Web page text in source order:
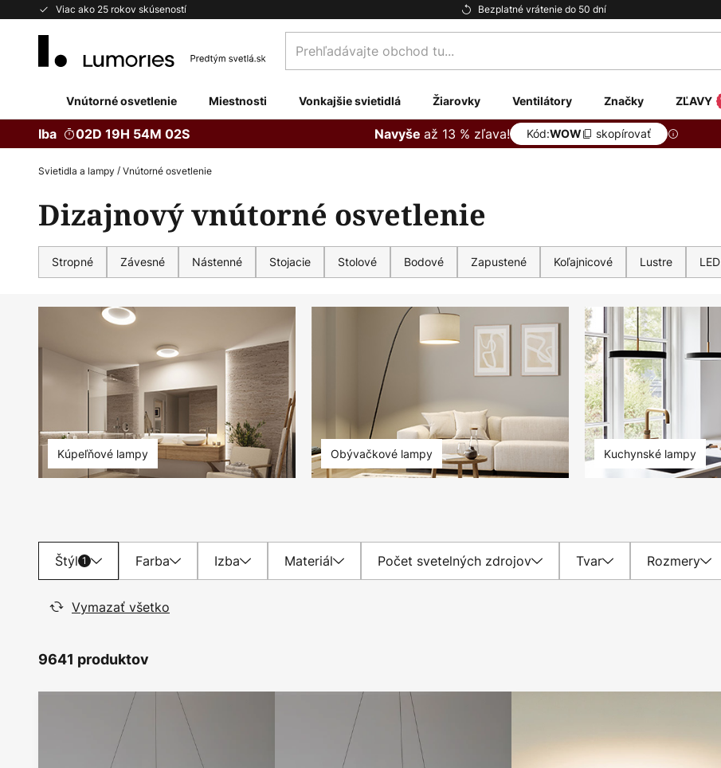
Viac ako 25 rokov skúseností Bezplatné vrátenie do 50 dní
Skip
Prehľadávajte
obchod
Vnútorné osvetlenie Miestnosti Vonkajšie svietidlá Žiarovky Ventilátory Značky ZĽAVY
Iba 02D 19H 54M 01S Navyše až 13 % zľava! Kód:WOW skopírovať
Svietidla a lampy Vnútorné osvetlenie
Dizajnový vnútorné osvetlenie
Stropné Závesné Nástenné Stojacie Stolové Bodové Zapustené Koľajnicové Lustre LED
Kúpeľňové lampy Obývačkové lampy Kuchynské lampy
Štýl 1 Farba Izba Materiál Počet svetelných zdrojov Tvar Rozmery
Vymazať všetko
9641 produktov